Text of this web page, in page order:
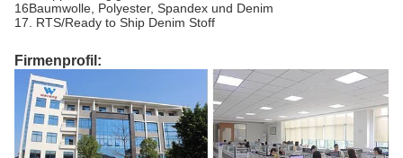
16Baumwolle, Polyester, Spandex und Denim
17. RTS/Ready to Ship Denim Stoff
Firmenprofil: